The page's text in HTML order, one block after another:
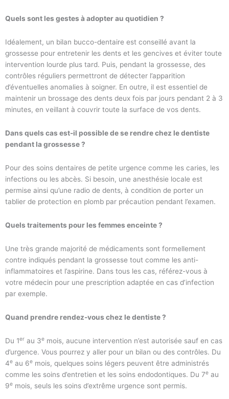
Quels sont les gestes à adopter au quotidien ?
Idéalement, un bilan bucco-dentaire est conseillé avant la
grossesse pour entretenir les dents et les gencives et éviter toute
intervention lourde plus tard. Puis, pendant la grossesse, des
contrôles réguliers permettront de détecter l’apparition
d’éventuelles anomalies à soigner. En outre, il est essentiel de
maintenir un brossage des dents deux fois par jours pendant 2 à 3
minutes, en veillant à couvrir toute la surface de vos dents.
Dans quels cas est-il possible de se rendre chez le dentiste
pendant la grossesse ?
Pour des soins dentaires de petite urgence comme les caries, les
infections ou les abcès. Si besoin, une anesthésie locale est
permise ainsi qu’une radio de dents, à condition de porter un
tablier de protection en plomb par précaution pendant l’examen.
Quels traitements pour les femmes enceinte ?
Une très grande majorité de médicaments sont formellement
contre indiqués pendant la grossesse tout comme les anti-
inflammatoires et l’aspirine. Dans tous les cas, référez-vous à
votre médecin pour une prescription adaptée en cas d’infection
par exemple.
Quand prendre rendez-vous chez le dentiste ?
Du 1er au 3e mois, aucune intervention n’est autorisée sauf en cas
d’urgence. Vous pourrez y aller pour un bilan ou des contrôles. Du
4e au 6e mois, quelques soins légers peuvent être administrés
comme les soins d’entretien et les soins endodontiques. Du 7e au
9e mois, seuls les soins d’extrême urgence sont permis.